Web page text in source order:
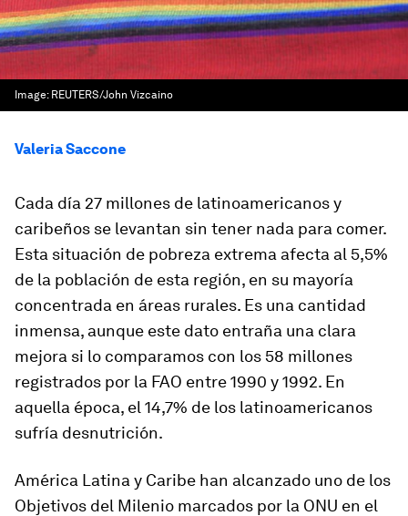
Image: REUTERS/John Vizcaino
Valeria Saccone
Cada día 27 millones de latinoamericanos y
caribeños se levantan sin tener nada para comer.
Esta situación de pobreza extrema afecta al 5,5%
de la población de esta región, en su mayoría
concentrada en áreas rurales. Es una cantidad
inmensa, aunque este dato entraña una clara
mejora si lo comparamos con los 58 millones
registrados por la FAO entre 1990 y 1992. En
aquella época, el 14,7% de los latinoamericanos
sufría desnutrición.
América Latina y Caribe han alcanzado uno de los
Objetivos del Milenio marcados por la ONU en el